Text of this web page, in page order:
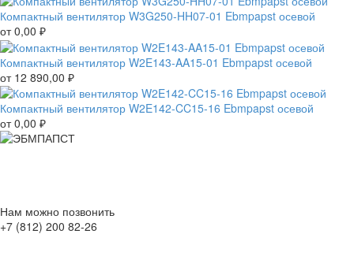
Компактный вентилятор W3G250-HH07-01 Ebmpapst осевой
от0,00 ₽
Компактный вентилятор W2E143-AA15-01 Ebmpapst осевой
от 12 890,00 ₽
Компактный вентилятор W2E142-CC15-16 Ebmpapst осевой
от0,00 ₽
Нам можно позвонить
+7 (812) 200 82-26